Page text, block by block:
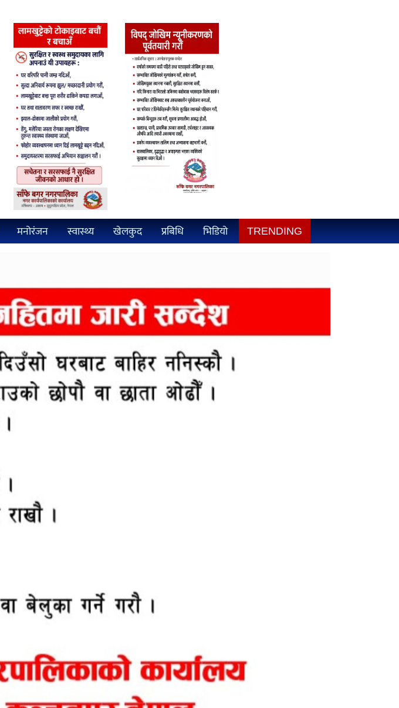
मनोरंजन स्वास्थ्य खेलकुद प्रबिधि भिडियो TRENDING